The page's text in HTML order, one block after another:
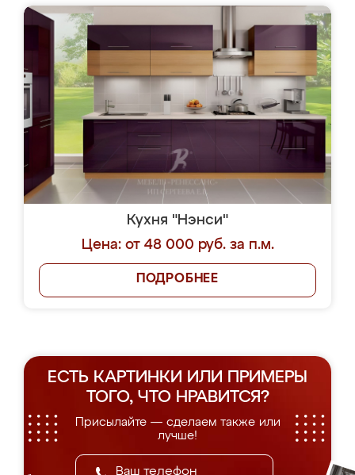
Кухня "Нэнси"
Цена: от 48 000 руб. за п.м.
ПОДРОБНЕЕ
ЕСТЬ КАРТИНКИ ИЛИ ПРИМЕРЫ
ТОГО, ЧТО НРАВИТСЯ?
Присылайте — сделаем также или
лучше!